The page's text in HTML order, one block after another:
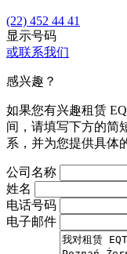
(22) 452 44 41
显示号码
或联系我们
感兴趣？
如果您有兴趣租赁
间，请填写下方的简
系，并为您提供具体
公司名称
姓名
电话号码
电子邮件